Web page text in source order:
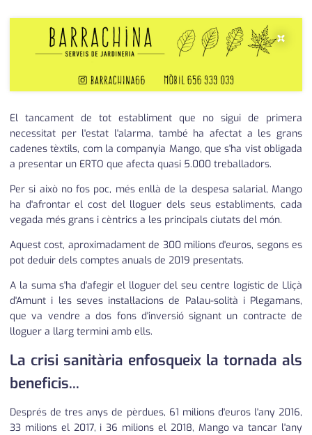
medi ambient
política
promo serveis
reportatge
salut
serveis
societat
urbanisme
editorial
calendari ×
El tancament de tot establiment que no sigui de primera
necessitat per l'estat l'alarma, també ha afectat a les grans
cadenes tèxtils, com la companyia Mango, que s'ha vist obligada
a presentar un ERTO que afecta quasi 5.000 treballadors.
Per si això no fos poc, més enllà de la despesa salarial, Mango
ha d'afrontar el cost del lloguer dels seus establiments, cada
vegada més grans i cèntrics a les principals ciutats del món.
Aquest cost, aproximadament de 300 milions d'euros, segons es
pot deduir dels comptes anuals de 2019 presentats.
A la suma s'ha d'afegir el lloguer del seu centre logístic de Lliçà
d'Amunt i les seves instal·lacions de Palau-solità i Plegamans,
que va vendre a dos fons d'inversió signant un contracte de
lloguer a llarg termini amb ells.
La crisi sanitària enfosqueix la tornada als
beneficis...
Després de tres anys de pèrdues, 61 milions d'euros l'any 2016,
33 milions el 2017, i 36 milions el 2018, Mango va tancar l'any